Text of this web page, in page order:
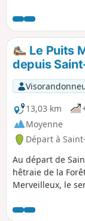
Le Puits
depuis
13,03 km
Moyenne
Départ à
Au départ de
hêtraie de la
Merveilleux, le